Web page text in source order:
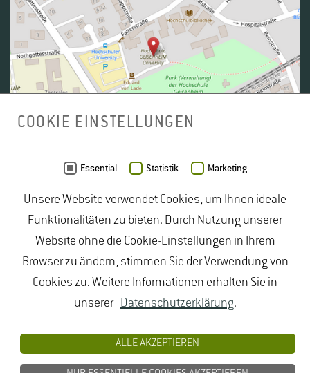
OpenStreetMap- Veröffentlicht unterODbL
duales Studium Gartenbau| Gartenbau Studium|
Lebensmittelrecht Studium|Lebensmittelsicherheit
Studium| Naturschutz Studium|Oenologie
Studium| Studiengang Logistik|Studiengänge
Lebensmittel |Studiengänge Natur| Studiengänge
Studium Landschaftsarchitektur
Studium Lebensmittel|Studium
COOKIE EINSTELLUNGEN
Essential Statistik Marketing
Unsere Website verwendet Cookies, um Ihnen ideale
Funktionalitäten zu bieten. Durch Nutzung unserer
Website ohne die Cookie-Einstellungen in Ihrem
Browser zu ändern, stimmen Sie der Verwendung von
Cookies zu. Weitere Informationen erhalten Sie in
unserer Datenschutzerklärung.
ALLE AKZEPTIEREN